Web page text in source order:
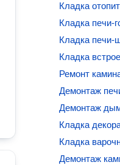
Кладка
Кладка печи-
Кладка печи-
Кладка
Ремонт
Демонтаж
Демонтаж
Кладка
Кладка
Демонтаж